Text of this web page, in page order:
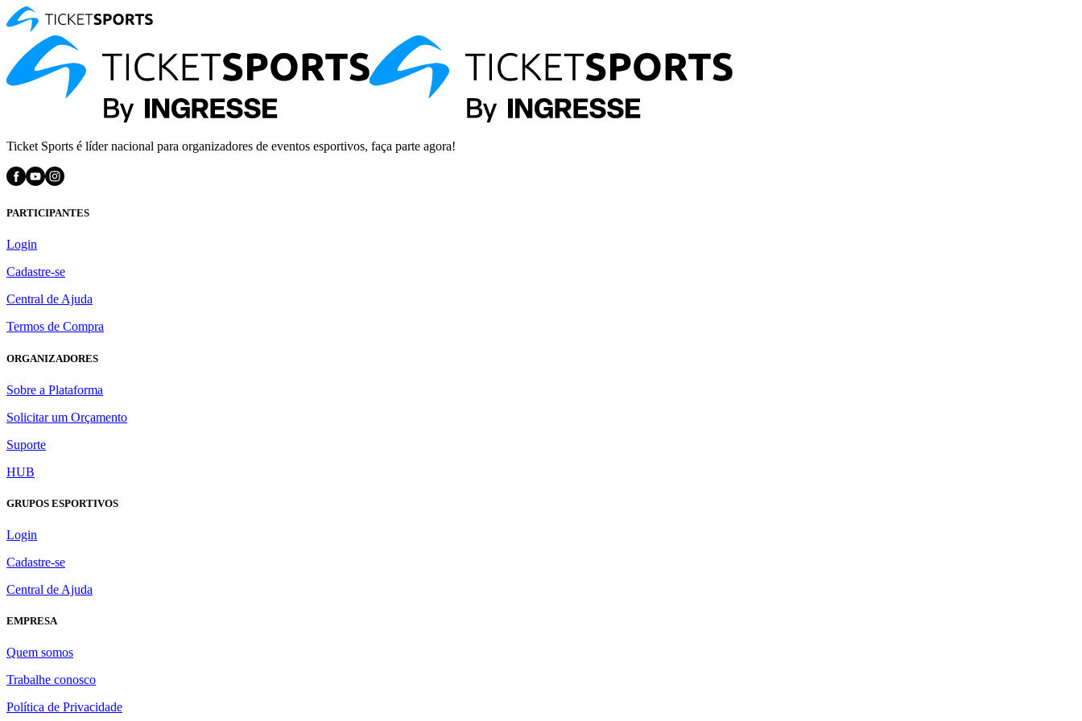
Ticket Sports é líder nacional para organizadores de eventos esportivos, faça parte agora!
PARTICIPANTES
Login
Cadastre-se
Central de Ajuda
Termos de Compra
ORGANIZADORES
Sobre a Plataforma
Solicitar um Orçamento
Suporte
HUB
GRUPOS ESPORTIVOS
Login
Cadastre-se
Central de Ajuda
EMPRESA
Quem somos
Trabalhe conosco
Política de Privacidade